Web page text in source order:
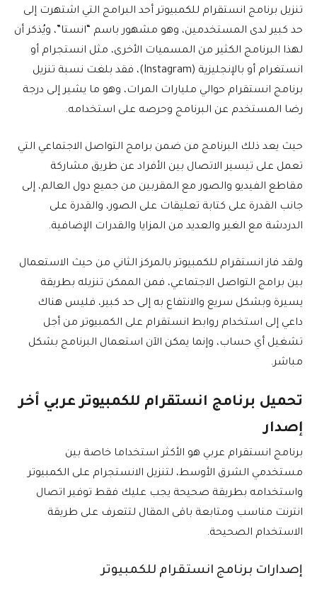
تنزيل برنامج انستقرام للكمبيوتر أحد البرامج التي اشتهرت إلى
حد كبير لدى المستخدمين، وهو مشهور باسم “انستا”، ويُذكر أن
لهذا البرنامج الكثير من المسميات الأخرى، مثل انستجرام أو
انستغرام أو بالإنجليزية (Instagram)، فقد بلغت نسبة تنزيل
برنامج انستقرام حوالي مليارات المرات، وهو ما يشير إلى درجة
رضا المستخدم عن البرنامج وحرصه على استخدامه.
حيث يعد ذلك البرنامج من ضمن برامج التواصل الاجتماعي التي
تعمل على تيسير الاتصال بين الأفراد عن طريق مشاركة
مقاطع الفيديو والصور مع المقربين من جميع دول العالم، إلى
جانب القدرة على كتابة تعليقات على الصور، والقدرة على
الدردشة مع الغير والعديد من المزايا والقدرات الإضافية.
ولقد فاز انستقرام للكمبيوتر بالمركز الثاني من حيث الاستعمال
بين برامج التواصل الاجتماعي، فمن الممكن تنزيله بطريقة
يسيرة وبشكل سريع والانتفاع به إلى حد كبير، فليس هناك
داعي إلى استخدام روابط انستقرام على الكمبيوتر من أجل
تشغيل أي حساب، وإنما يمكن الآن استعمال البرنامج بشكل
مباشر.
تحميل برنامج انستقرام للكمبيوتر عربي أخر
إصدار
برنامج انستقرام عربي هو الأكثر استخداما خاصة بين
مستخدمي الشرق الأوسط، لتنزيل الانستجرام على الكمبيوتر
واستخدامه بطريقة صحيحة يجب عليك فقط توفير اتصال
انترنت مناسب ومتابعة باقى المقال لتتعرف على طريقة
الاستخدام الصحيحة.
إصدارات برنامج انستقرام للكمبيوتر